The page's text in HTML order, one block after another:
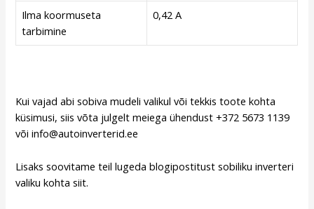
Ilma koormuseta
tarbimine
0,42 A
Kui vajad abi sobiva mudeli valikul või tekkis toote kohta
küsimusi, siis võta julgelt meiega ühendust +372 5673 1139
või info@autoinverterid.ee
Lisaks soovitame teil lugeda blogipostitust sobiliku inverteri
valiku kohtasiit.